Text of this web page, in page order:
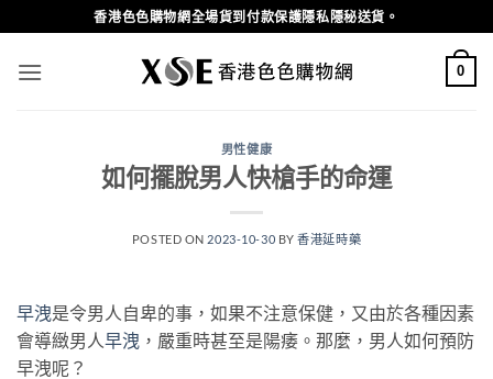
to
content
香港色色購物網全場貨到付款保護隱私隱秘送貨。
0
男性健康
如何擺脫男人快槍手的命運
POSTED ON 2023-10-30 BY香港延時藥
早洩是令男人自卑的事，如果不注意保健，又由於各種因素
會導緻男人早洩 ，嚴重時甚至是陽痿。那麼，男人如何預防
早洩呢？